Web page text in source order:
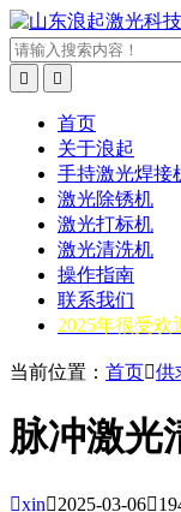


首页
关于浪起
手持激光焊接
激光除锈机
激光打标机
激光清洗机
操作指南
联系我们
2025年很受欢
当前位置： 首页供
脉冲激光
xin2025-03-06